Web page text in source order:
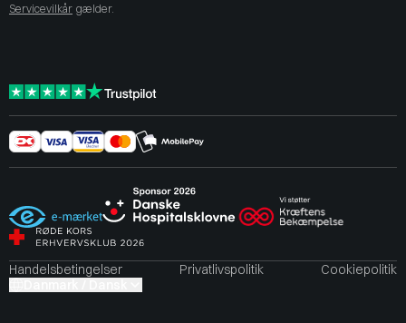
Servicevilkår gælder.
Handelsbetingelser Privatlivspolitik
Cookiepolitik